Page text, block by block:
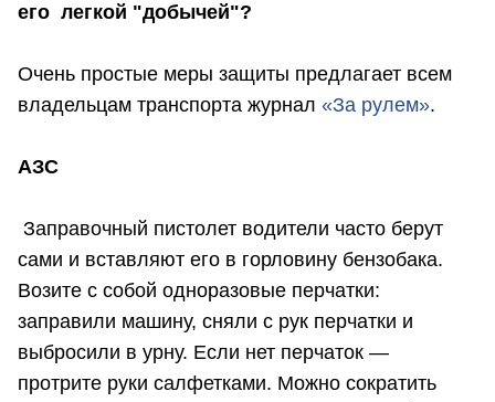
его легкой "добычей"?
Очень простые меры защиты предлагает всем
владельцам транспорта журнал «За рулем».
АЗС
Заправочный пистолет водители часто берут
сами и вставляют его в горловину бензобака.
Возите с собой одноразовые перчатки:
заправили машину, сняли с рук перчатки и
выбросили в урну. Если нет перчаток —
протрите руки салфетками. Можно сократить